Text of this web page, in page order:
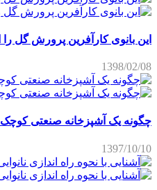
این بانوی کارآفرین پرورش گل
1398/02/08
چگونه یک آشپزخانه صنعتی
1397/10/10